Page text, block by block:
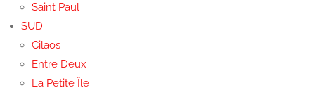
Saint Paul
SUD
Cilaos
Entre Deux
La Petite Île